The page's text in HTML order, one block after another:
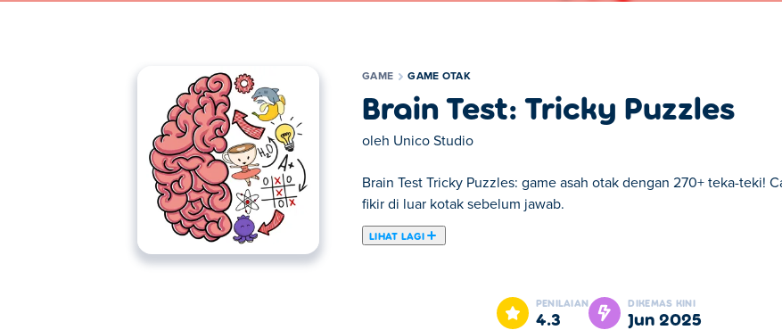
GAME GAME OTAK
Brain Test: Tricky Puzzles
oleh Unico Studio
Brain Test Tricky Puzzles: game asah otak dengan 270+ teka-teki!
fikir di luar kotak sebelum jawab.
LIHAT LAGI
Di sini anda boleh bermain Brain Test: Tricky Puzzles. Brain Test: Tricky Puzzles adalah salah satu
PENILAIAN
4.3
DIKEMAS KINI
Jun 2025